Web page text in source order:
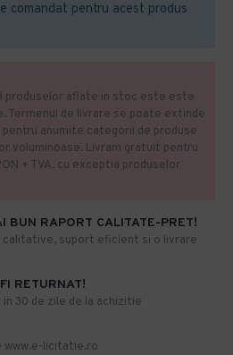
comandat pentru acest produs
BUN RAPORT CALITATE-PRET!
calitative, suport eficient si o livrare
RETURNAT!
30 de zile de la achizitie
www.e-licitatie.ro
produselor aflate in stoc este este
Termenul de livrare se poate extinde
anumite categorii de produse
voluminoase. Livram gratuit pentru
+ TVA, cu exceptia produselor